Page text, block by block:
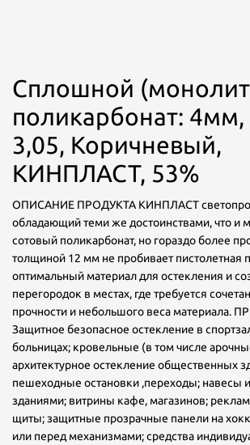
Сплошной
поликарбонат: 4мм,
3,05, Коричневый,
КИНПЛАСТ, 53%
ОПИСАНИЕ ПРОДУКТА КИНПЛАСТ
обладающий теми же достоинствами, что и
сотовый поликарбонат, но гораздо более
толщиной 12 мм не пробивает пистолетная
оптимальный материал для остекления и
перегородок в местах, где требуется
прочности и небольшого веса материала.
Защитное безопасное остекление в
больницах; кровельные (в том числе
архитектурное остекление общественных
пешеходные остановки ,переходы; навесы
зданиями; витрины кафе, магазинов;
щиты; защитные прозрачные панели на
или перед механизмами; средства